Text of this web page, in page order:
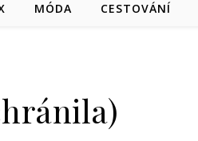
MÓDA CESTOVÁNÍ